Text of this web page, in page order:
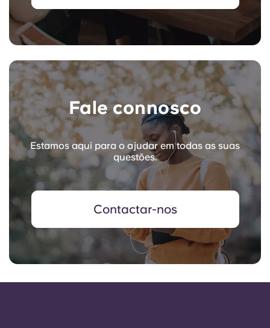
Fale connosco
Estamos aqui para o ajudar em todas as suas
questões.
Contactar-nos